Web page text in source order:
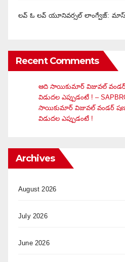
లవ్ ఓ లవ్ యూనివర్సల్ లాంగ్వేజ్‌:
Recent Comments
ఆది సాయికుమార్ విజువ‌ల్ వండ‌ర్
విడుదల ఎప్పుడంటే ! –
సాయికుమార్ విజువ‌ల్ వండ‌ర్
విడుదల ఎప్పుడంటే !
Archives
August 2026
July 2026
June 2026